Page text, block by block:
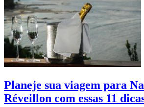
Planeje sua viagem para
Réveillon com essas 11